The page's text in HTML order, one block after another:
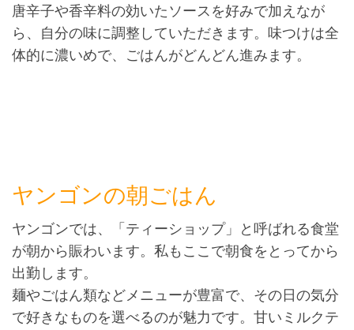
唐辛子や香辛料の効いたソースを好みで加えなが
ら、自分の味に調整していただきます。味つけは全
体的に濃いめで、ごはんがどんどん進みます。
ヤンゴンの朝ごはん
ヤンゴンでは、「ティーショップ」と呼ばれる食堂
が朝から賑わいます。私もここで朝食をとってから
出勤します。
麺やごはん類などメニューが豊富で、その日の気分
で好きなものを選べるのが魅力です。甘いミルクテ